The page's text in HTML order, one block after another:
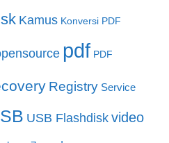
Kamus Konversi PDF
pdf PDF
Registry Service
USB Flashdisk video